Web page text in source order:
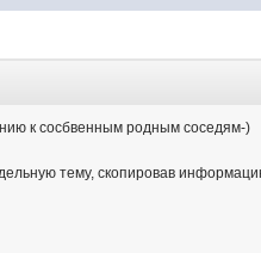
к сосбвенным родным соседям-)
тему, скопировав